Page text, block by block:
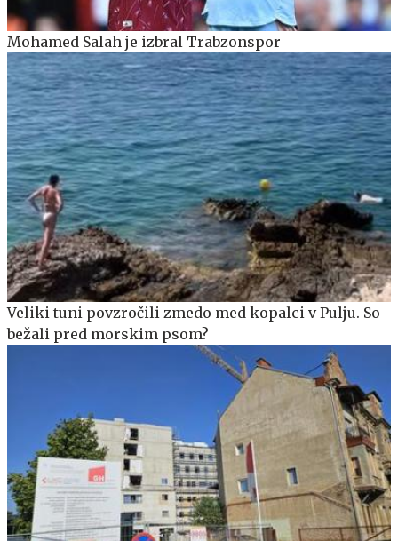
Mohamed Salah je izbral Trabzonspor
Veliki tuni povzročili zmedo med kopalci v Pulju. So
bežali pred morskim psom?